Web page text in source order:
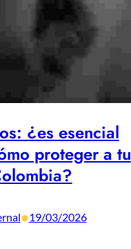
¿es esencial
proteger a tu
•19/03/2026